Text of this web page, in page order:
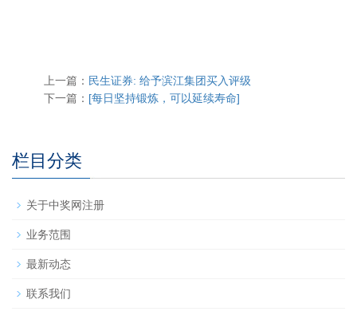
上一篇： 民生证券: 给予滨江集团买入评级
下一篇： ​[每日坚持锻炼，可以延续寿命]
栏目分类
关于中奖网注册
业务范围
最新动态
联系我们